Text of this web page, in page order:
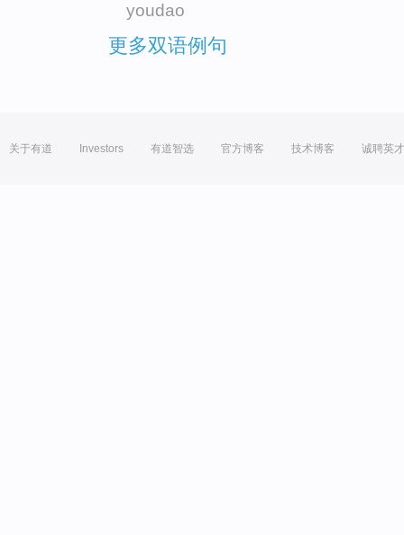
youdao
更多双语例句
关于有道 Investors 有道智选 官方博客 技术博客 诚聘英才